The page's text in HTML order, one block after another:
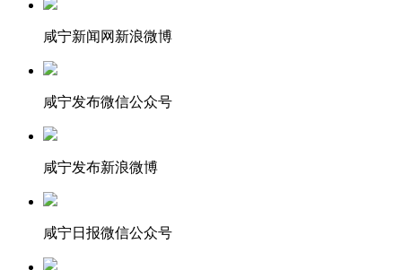
咸宁新闻网新浪微博
咸宁发布微信公众号
咸宁发布新浪微博
咸宁日报微信公众号